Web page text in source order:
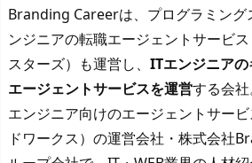
Branding Careerは、プログラミング
ンジニアの転職エージェントサービ
スターズ）も運営し、 ITエンジニア
エージェントサービスを運営する会
エンジニア向けのエージェントサー
ドワークス）の運営会社・株式会社